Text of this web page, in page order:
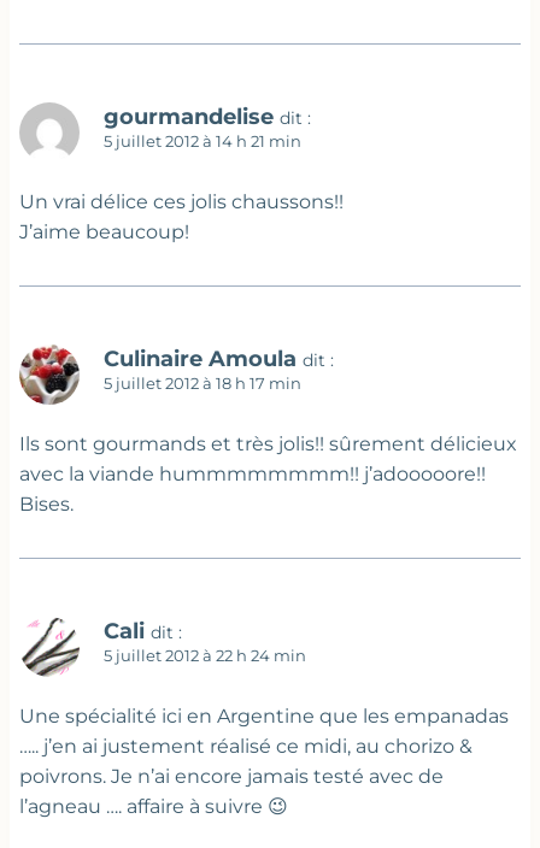
gourmandelise dit :
5 juillet 2012 à 14 h 21 min
Un vrai délice ces jolis chaussons!!
J’aime beaucoup!
Culinaire Amoula dit :
5 juillet 2012 à 18 h 17 min
Ils sont gourmands et très jolis!! sûrement délicieux
avec la viande hummmmmmmm!! j’adooooore!!
Bises.
Cali dit :
5 juillet 2012 à 22 h 24 min
Une spécialité ici en Argentine que les empanadas
….. j’en ai justement réalisé ce midi, au chorizo &
poivrons. Je n’ai encore jamais testé avec de
l’agneau …. affaire à suivre 😉